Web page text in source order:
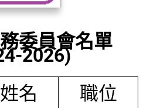
委員會名單
2026)
姓名
職位